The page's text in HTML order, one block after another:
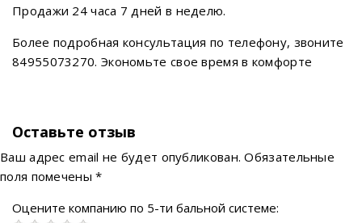
Продажи 24 часа 7 дней в неделю.
Более подробная консультация по телефону, звоните
84955073270. Экономьте свое время в комфорте
Оставьте отзыв
Ваш адрес email не будет опубликован. Обязательные
поля помечены*
Оцените компанию по 5-ти бальной системе: